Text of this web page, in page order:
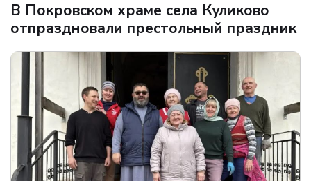
В Покровском храме села Куликово
отпраздновали престольный праздник